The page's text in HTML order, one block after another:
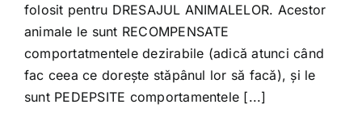
folosit pentru DRESAJUL ANIMALELOR. Acestor
animale le sunt RECOMPENSATE
comportatmentele dezirabile (adică atunci când
fac ceea ce dorește stăpânul lor să facă), și le
sunt PEDEPSITE comportamentele [...]